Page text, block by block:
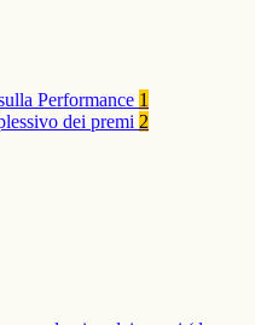
Performance 1
dei premi 2